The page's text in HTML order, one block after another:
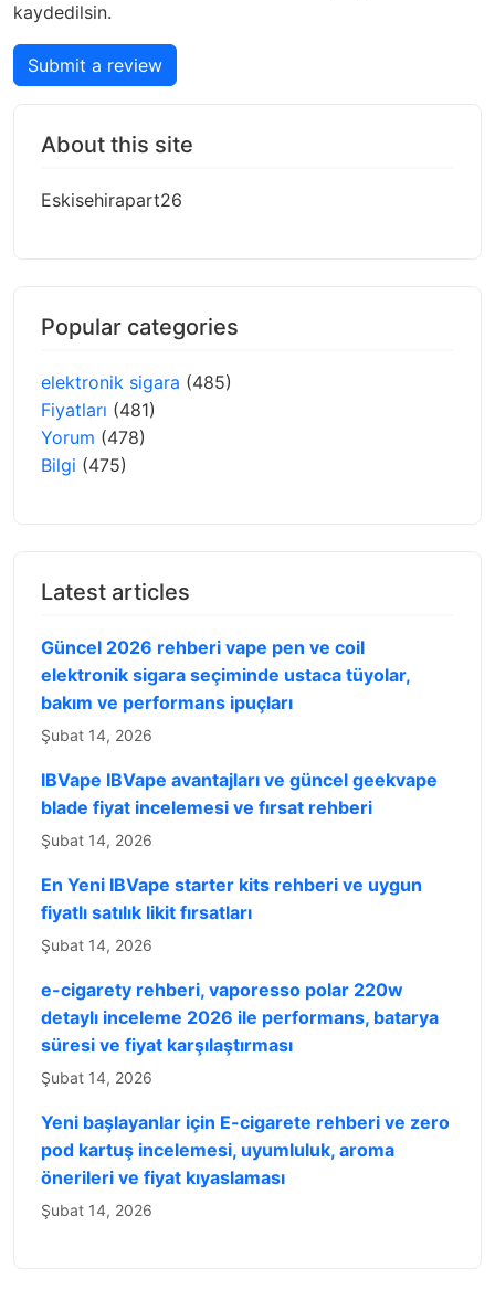
kaydedilsin.
Submit a review
About this site
Eskisehirapart26
Popular categories
elektronik sigara (485)
Fiyatları (481)
Yorum (478)
Bilgi (475)
Latest articles
Güncel 2026 rehberi vape pen ve coil
elektronik sigara seçiminde ustaca tüyolar,
bakım ve performans ipuçları
Şubat 14, 2026
IBVape IBVape avantajları ve güncel geekvape
blade fiyat incelemesi ve fırsat rehberi
Şubat 14, 2026
En Yeni IBVape starter kits rehberi ve uygun
fiyatlı satılık likit fırsatları
Şubat 14, 2026
e-cigarety rehberi, vaporesso polar 220w
detaylı inceleme 2026 ile performans, batarya
süresi ve fiyat karşılaştırması
Şubat 14, 2026
Yeni başlayanlar için E-cigarete rehberi ve zero
pod kartuş incelemesi, uyumluluk, aroma
önerileri ve fiyat kıyaslaması
Şubat 14, 2026